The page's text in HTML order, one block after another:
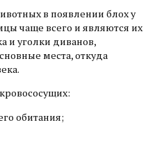
в появлении блох у
чаще всего и являются их
и уголки диванов,
места, откуда
обитания;